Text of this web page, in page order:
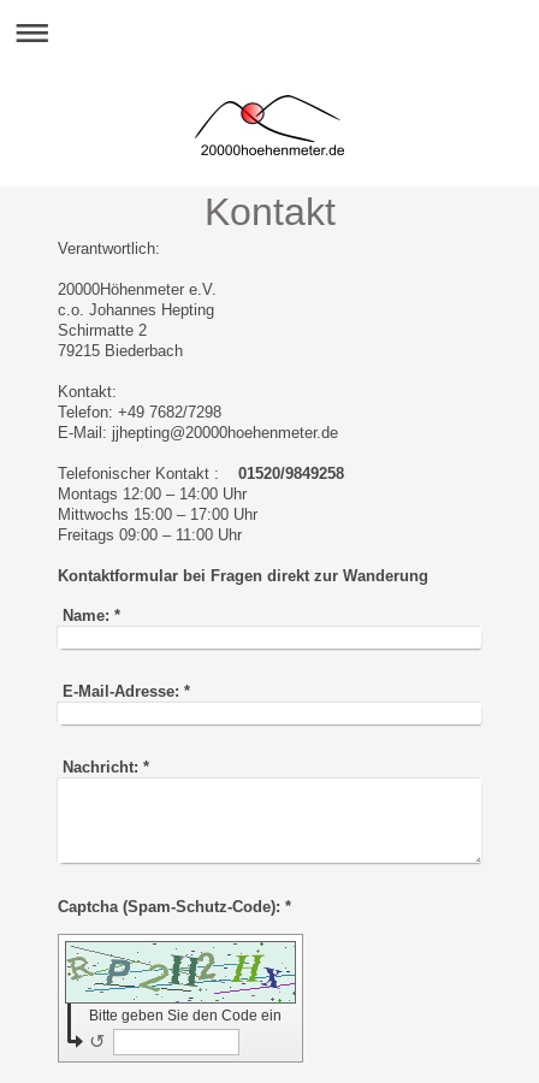
Kontakt
Verantwortlich:
20000Höhenmeter e.V.
c.o. Johannes Hepting
Schirmatte 2
79215 Biederbach
Kontakt:
Telefon: +49 7682/7298
E-Mail: jjhepting@20000hoehenmeter.de
Telefonischer Kontakt : 01520/9849258
Montags 12:00 – 14:00 Uhr
Mittwochs 15:00 – 17:00 Uhr
Freitags 09:00 – 11:00 Uhr
Kontaktformular bei Fragen direkt zur Wanderung
Name: *
E-Mail-Adresse: *
Nachricht: *
Captcha (Spam-Schutz-Code): *
Bitte geben Sie den Code ein
↺